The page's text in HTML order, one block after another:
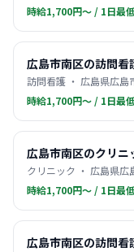
時給1,700円〜 / 1日最
広島市南区の訪問看
訪問看護 ・ 広島県広島
時給1,700円〜 / 1日最
広島市南区のクリニ
クリニック ・ 広島県広
時給1,700円〜 / 1日最
広島市南区の訪問看